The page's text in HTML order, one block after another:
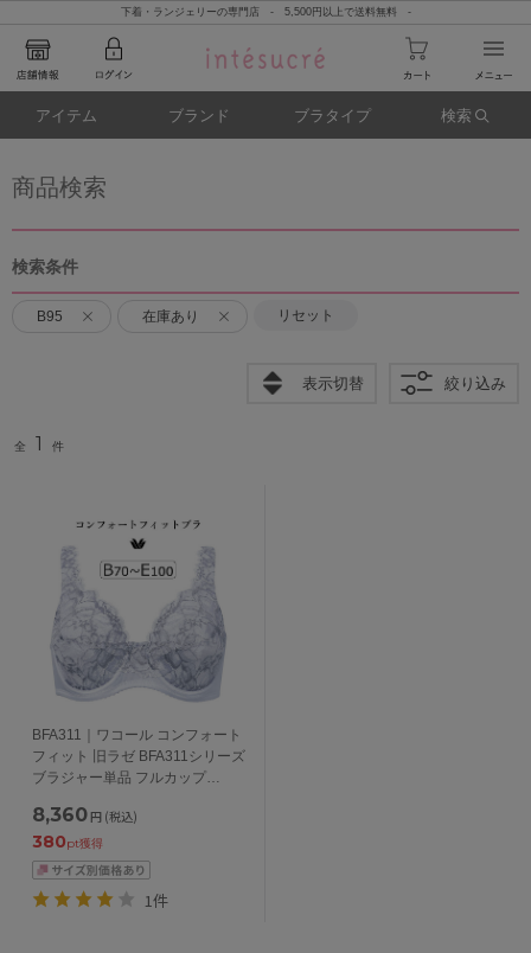
下着・ランジェリーの専門店 - 5,500円以上で送料無料 -
アイテム ブランド ブラタイプ 検索
商品検索
検索条件
B95 在庫あり リセット
表示切替 絞り込み
全 1 件
BFA311｜ワコール コンフォート
フィット 旧ラゼ BFA311シリーズ
ブラジャー単品 フルカップ
70/75/80/85/90/95/100cm
8,360 円 (税込)
380pt獲得
1件